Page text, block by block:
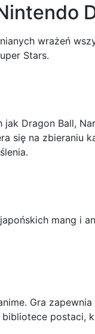
wrażeń
Stars.
Dragon Ball,
się na zbieraniu
mang i
Gra
postaci,